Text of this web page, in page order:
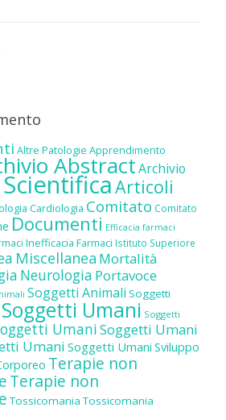
Altre Patologie Apprendimento
AbstractArchivio
Articoli
Cardiologia Comitato Comitato
Documenti Efficacia farmaci
Inefficacia Farmaci Istituto Superiore
Miscellanea Mortalità
Neurologia Portavoce
Soggetti Animali Soggetti
Soggetti Umani Soggetti
UmaniSoggetti Umani
Umani Soggetti Umani Sviluppo
Terapie non
Terapie non
Tossicomania Tossicomania